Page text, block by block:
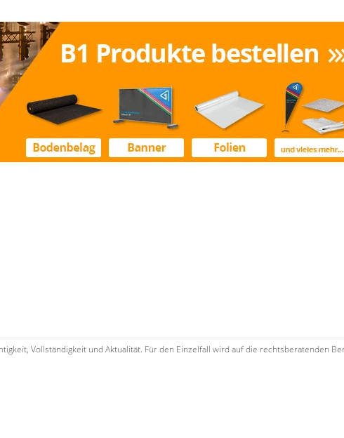
Vollständigkeit und Aktualität. Für den Einzelfall wird auf die rechtsberatenden